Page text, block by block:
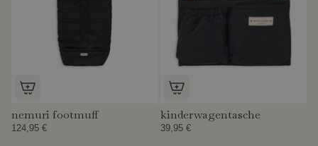
nemuri footmuff
124,95 €
kinderwagentasche
39,95 €